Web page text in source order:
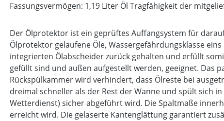
Fassungsvermögen: 1,19 Liter Öl Tragfähigkeit der
Der Ölprotektor ist ein geprüftes Auffangsystem für
Ölprotektor gelaufene Öle, Wassergefährdungsklasse
integrierten Ölabscheider zurück gehalten und erfüllt
gefüllt sind und außen aufgestellt werden, geeignet. Das
Rückspülkammer wird verhindert, dass Ölreste bei
dreimal schneller als der Rest der Wanne und spült sich
Wetterdienst) sicher abgeführt wird. Die Spaltmaße
erreicht wird. Die gelaserte Kantenglättung garantiert